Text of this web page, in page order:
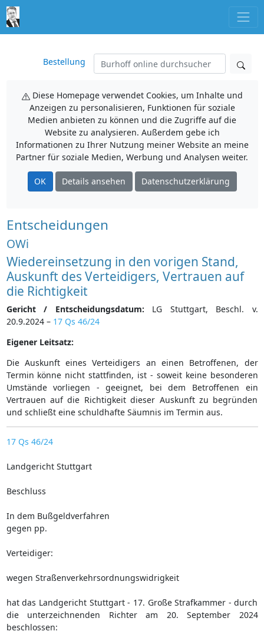
Bestellung
Diese Homepage verwendet Cookies, um Inhalte und
Anzeigen zu personalisieren, Funktionen für soziale
Medien anbieten zu können und die Zugriffe auf die
Website zu analysieren. Außerdem gebe ich
Informationen zu Ihrer Nutzung meiner Website an meine
Partner für soziale Medien, Werbung und Analysen weiter.
OK Details ansehen Datenschutzerklärung
Entscheidungen
OWi
Wiedereinsetzung in den vorigen Stand,
Auskunft des Verteidigers, Vertrauen auf
die Richtigkeit
Gericht / Entscheidungsdatum: LG Stuttgart, Beschl. v.
20.9.2024 – 17 Qs 46/24
Eigener Leitsatz:
Die Auskunft eines Verteidigers an einen Betroffenen, der
Termin könne nicht stattfinden, ist - soweit keine besonderen
Umstände vorliegen - geeignet, bei dem Betroffenen ein
Vertrauen auf die Richtigkeit dieser Auskunft zu begründen
und schließt eine schuldhafte Säumnis im Termin aus.
17 Qs 46/24
Landgericht Stuttgart
Beschluss
In dem Bußgeldverfahren
gegen pp.
Verteidiger:
wegen Straßenverkehrsordnungswidrigkeit
hat das Landgericht Stuttgart - 17. Große Strafkammer - durch
die unterzeichnenden Richter am 20. September 2024
beschlossen: